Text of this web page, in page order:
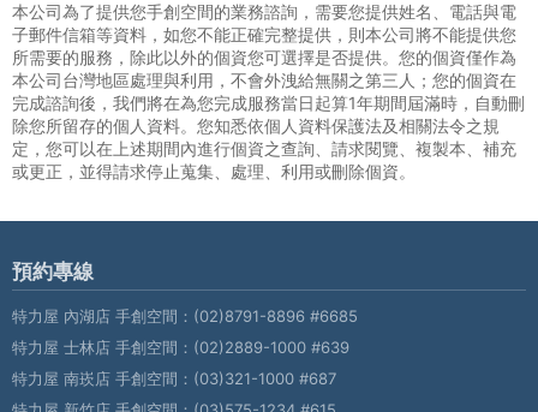
本公司為了提供您手創空間的業務諮詢，需要您提供姓名、電話與電
子郵件信箱等資料，如您不能正確完整提供，則本公司將不能提供您
所需要的服務，除此以外的個資您可選擇是否提供。您的個資僅作為
本公司台灣地區處理與利用，不會外洩給無關之第三人；您的個資在
完成諮詢後，我們將在為您完成服務當日起算1年期間屆滿時，自動刪
除您所留存的個人資料。您知悉依個人資料保護法及相關法令之規
定，您可以在上述期間內進行個資之查詢、請求閱覽、複製本、補充
或更正，並得請求停止蒐集、處理、利用或刪除個資。
預約專線
特力屋 內湖店 手創空間： (02)8791-8896 #6685
特力屋 士林店 手創空間： (02)2889-1000 #639
特力屋 南崁店 手創空間： (03)321-1000 #687